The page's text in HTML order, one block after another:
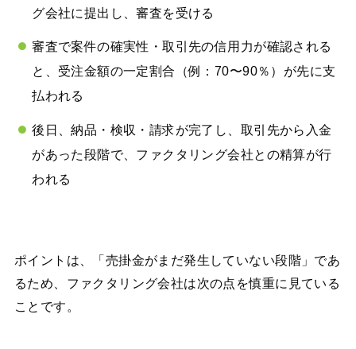
グ会社に提出し、審査を受ける
審査で案件の確実性・取引先の信用力が確認される
と、受注金額の一定割合（例：70〜90％）が先に支
払われる
後日、納品・検収・請求が完了し、取引先から入金
があった段階で、ファクタリング会社との精算が行
われる
ポイントは、「売掛金がまだ発生していない段階」であ
るため、ファクタリング会社は次の点を慎重に見ている
ことです。